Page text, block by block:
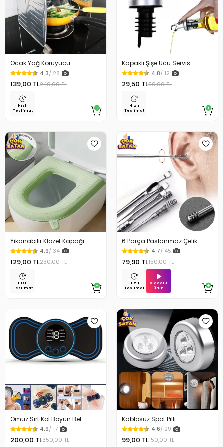
Ocak Yağ Koruyucu
Alüminyum Levha 32.5 x 84
Cm
4.3/ 28
139,00 TL240,00 TL
Hızlı
Teslimat
Kapaklı Şişe Ucu Servis
Aparatı Yağdanlık Tıpa
4.8/ 12
29,50 TL50,00 TL
Hızlı
Teslimat
Yıkanabilir Klozet Kapağı
Süngeri Su Geçirmez
4.9/ 34
129,00 TL230,00 TL
Hızlı
Teslimat
6 Parça Paslanmaz Çelik
Kulak Temizleme Seti
4.7/ 45
79,90 TL150,00 TL
Hızlı
Teslimat
Videolu
Ürün
Omuz Sırt Kol Boyun Bel
Kelebek Masaj Aleti
4.9/ 17
200,00 TL350,00 TL
Kablosuz Spot Pilli
Dokunmatik Led Lamba
4.6/ 29
99,00 TL150,00 TL